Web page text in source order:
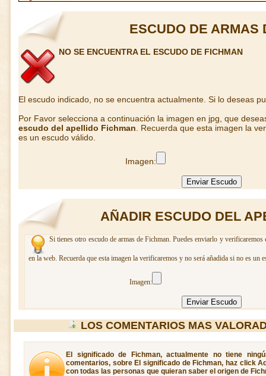
ESCUDO DE ARMAS
NO SE ENCUENTRA EL ESCUDO DE FICHMAN
El escudo indicado, no se encuentra actualmente. Si lo deseas
Por Favor selecciona a continuación la imagen en jpg, que
escudo del apellido Fichman . Recuerda que esta imagen la
es un escudo válido.
Imagen:
AÑADIR ESCUDO DEL
Si tienes otro escudo de armas de Fichman. Puedes enviarlo y
en la web. Recuerda que esta imagen la verificaremos y no será añadida si no es un
Imagen:
LOS COMENTARIOS MAS
El significado de Fichman, actualmente no tiene
comentarios, sobre El significado de Fichman, haz click
con todas las personas que quieran saber el origen de